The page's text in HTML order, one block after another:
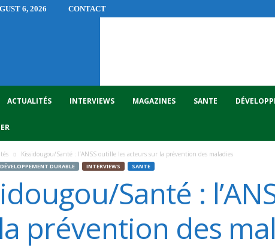
6, 2026
CONTACT
ACTUALITÉS INTERVIEWS MAGAZINES SANTE
Kissidougou/Santé : l’ANSS outille les acteurs sur la prévention des maladies
DÉVELOPPEMENT DURABLE INTERVIEWS SANTE
Santé :
prévention des